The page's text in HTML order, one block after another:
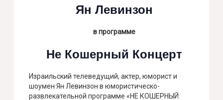
Ян Левинзон
в программе
Не Кошерный Концерт
Израильский телеведущий, актер, юморист и
шоумен Ян Левинзон в юмористическо-
развлекательной программе «НЕ КОШЕРНЫЙ